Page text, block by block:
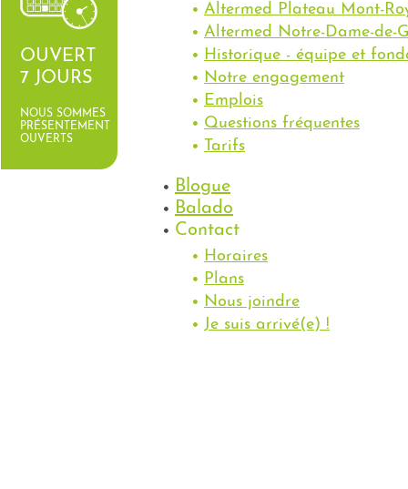
OUVERT
7 JOURS
NOUS SOMMES
PRÉSENTEMENT
OUVERTS
Altermed Plateau Mont-
Altermed Notre-Dame-de-
Historique - équipe et
Notre engagement
Emplois
Questions fréquentes
Tarifs
Blogue
Balado
Contact
Horaires
Plans
Nous joindre
Je suis arrivé(e) !